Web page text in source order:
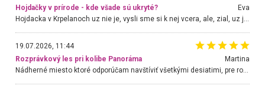
Hojdačky v prírode - kde všade sú ukryté?
Eva
Hojdacka v Krpelanoch uz nie je, vysli sme si k nej vcera, ale, zial, uz je znicena. Ak sem planujete cestu len kvoli hojdacke, mozete si ju usetrit. Krasny vyhlad je tu vsak aj bez hojdacky :-)
19.07.2026, 11:44
Rozprávkový les pri kolibe Panoráma
Martina
Nádherné miesto ktoré odporúčam navštíviť všetkými desiatimi, pre rodiny s deťmi, dôchodcom... Proste a jednoducho ozaj rozprávkový les.. určite ešte prídeme. Odniesli sme si na pamiatku krásne tričká,